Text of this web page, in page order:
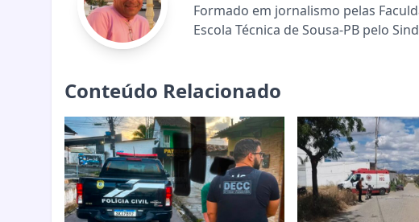
Formado em jornalismo pelas
Escola Técnica de Sousa-PB pelo
Conteúdo Relacionado